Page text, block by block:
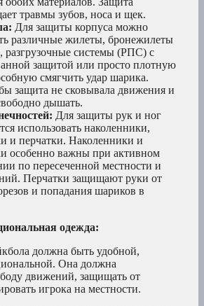
травмы зубов, носа и щек.
Для защиты корпуса можно
различные жилеты, бронежилеты
разгрузочные системы (РПС) с
защитой или просто плотную
смягчить удар шарика.
защита не сковывала движения и
дышать.
Для защиты рук и ног
использовать наколенники,
и перчатки. Наколенники и
особенно важны при активном
по пересеченной местности и
Перчатки защищают руки от
и попадания шариков в
одежда:
должна быть удобной,
Она должна
движений, защищать от
игрока на местности.